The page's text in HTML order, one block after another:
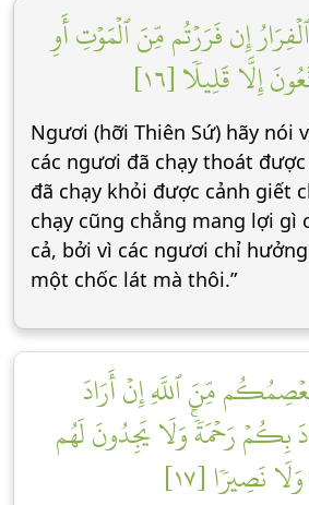
إِن فَرَرۡتُم مِّنَ ٱلۡمَوۡتِ أَوِ
إِلَّا قَلِيلٗا [١٦]
Ngươi (hỡi Thiên Sứ) hãy nói
các ngươi đã chạy thoát
đã chạy khỏi được cảnh giết
chạy cũng chẳng mang lợi gì
cả, bởi vì các ngươi chỉ
một chốc lát mà thôi.”
مِّنَ ٱللَّهِ إِنۡ أَرَادَ
بِكُمۡ رَحۡمَةٗۚ وَلَا يَجِدُونَ لَهُم
نَصِيرٗا [١٧]